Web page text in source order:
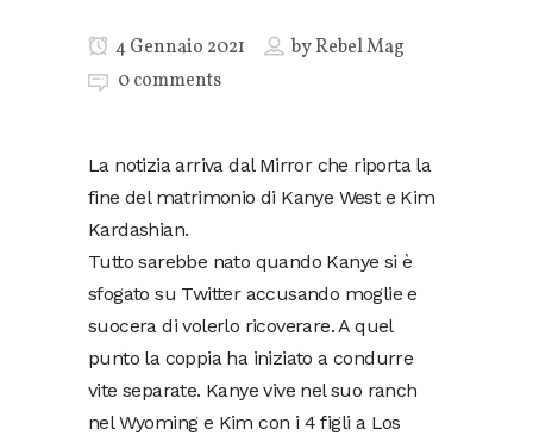
4 Gennaio 2021 byRebel Mag
0 comments
La notizia arriva dal Mirror che riporta la
fine del matrimonio di Kanye West e Kim
Kardashian.
Tutto sarebbe nato quando Kanye si è
sfogato su Twitter accusando moglie e
suocera di volerlo ricoverare. A quel
punto la coppia ha iniziato a condurre
vite separate. Kanye vive nel suo ranch
nel Wyoming e Kim con i 4 figli a Los